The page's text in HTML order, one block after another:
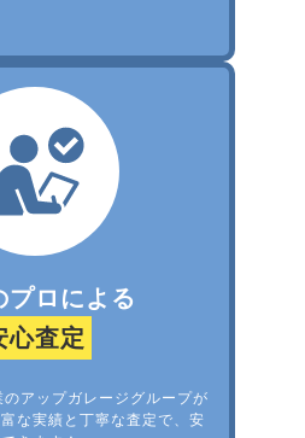
プロによる
心査定
アップガレージグループが
な実績と丁寧な査定で、安